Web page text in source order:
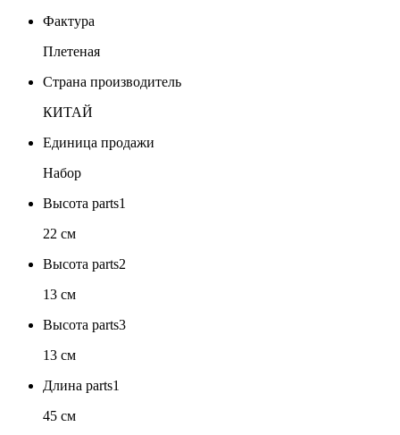
Фактура
Плетеная
Страна производитель
КИТАЙ
Единица продажи
Набор
Высота parts1
22 см
Высота parts2
13 см
Высота parts3
13 см
Длина parts1
45 см